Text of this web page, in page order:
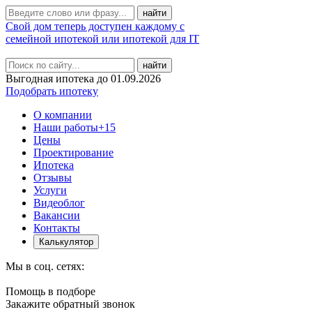
Свой дом теперь доступен каждому с
семейной ипотекой или ипотекой для IT
найти
Выгодная ипотека до 01.09.2026
Подобрать ипотеку
О компании
Наши работы+15
Цены
Проектирование
Ипотека
Отзывы
Услуги
Видеоблог
Вакансии
Контакты
Калькулятор
Мы в соц. сетях:
Помощь в подборе
Закажите обратный звонок